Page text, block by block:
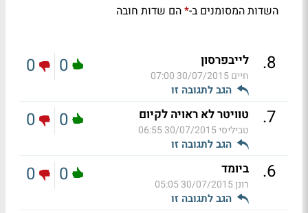
השדות המסומנים ב-*הם שדות חובה
8
. לייבפרסון
חיים30/07/2015 07:00
הגב לתגובה זו
0
0
7
. טוויטר לא ראויה לקיום
טביליסי30/07/2015 06:55
הגב לתגובה זו
0
0
6
. ביומד
רונן30/07/2015 05:05
הגב לתגובה זו
0
0